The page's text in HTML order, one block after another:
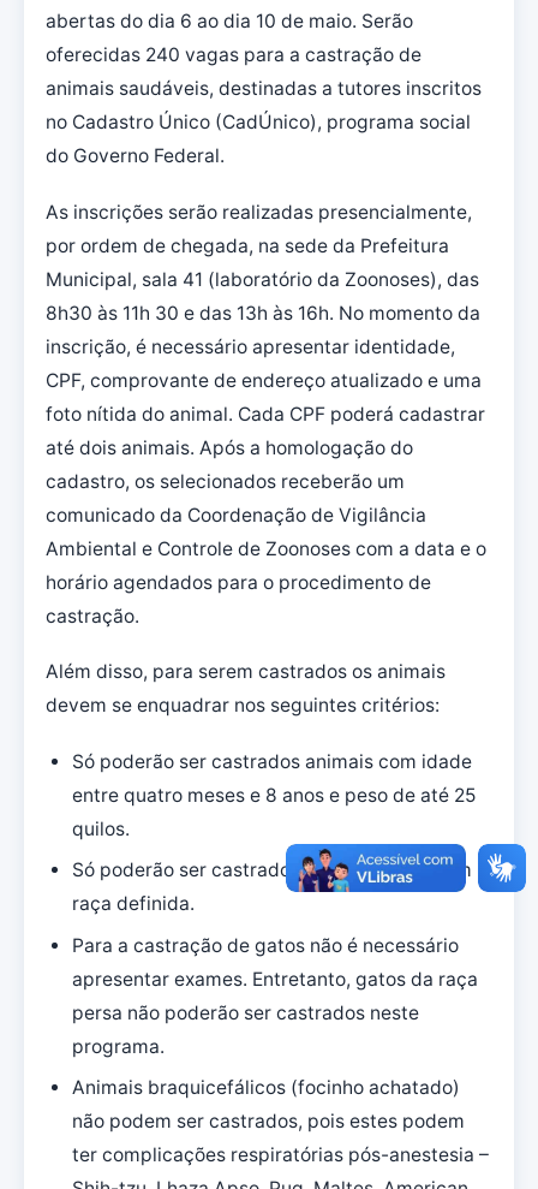
abertas do dia 6 ao dia 10 de maio. Serão
oferecidas 240 vagas para a castração de
animais saudáveis, destinadas a tutores inscritos
no Cadastro Único (CadÚnico), programa social
do Governo Federal.
As inscrições serão realizadas presencialmente,
por ordem de chegada, na sede da Prefeitura
Municipal, sala 41 (laboratório da Zoonoses), das
8h30 às 11h 30 e das 13h às 16h. No momento da
inscrição, é necessário apresentar identidade,
CPF, comprovante de endereço atualizado e uma
foto nítida do animal. Cada CPF poderá cadastrar
até dois animais. Após a homologação do
cadastro, os selecionados receberão um
comunicado da Coordenação de Vigilância
Ambiental e Controle de Zoonoses com a data e o
horário agendados para o procedimento de
castração.
Além disso, para serem castrados os animais
devem se enquadrar nos seguintes critérios:
Só poderão ser castrados animais com idade
entre quatro meses e 8 anos e peso de até 25
quilos.
Só poderão ser castrados animais SRD – sem
raça definida.
Para a castração de gatos não é necessário
apresentar exames. Entretanto, gatos da raça
persa não poderão ser castrados neste
programa.
Animais braquicefálicos (focinho achatado)
não podem ser castrados, pois estes podem
ter complicações respiratórias pós-anestesia –